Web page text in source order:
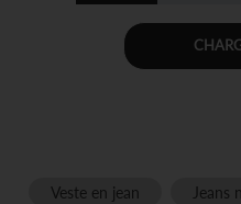
Veste en jean Jeans